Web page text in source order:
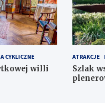
CYKLICZNE
willi
ATRAKCJE
Szlak